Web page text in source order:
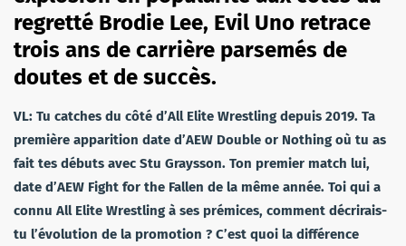
regretté Brodie Lee, Evil Uno retrace
trois ans de carrière parsemés de
doutes et de succès.
VL: Tu catches du côté d’All Elite Wrestling depuis 2019. Ta
première apparition date d’AEW Double or Nothing où tu as
fait tes débuts avec Stu Graysson. Ton premier match lui,
date d’AEW Fight for the Fallen de la même année. Toi qui a
connu All Elite Wrestling à ses prémices, comment décrirais-
tu l’évolution de la promotion ? C’est quoi la différence